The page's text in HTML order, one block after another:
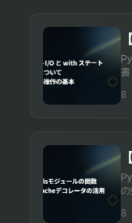
8
の
8